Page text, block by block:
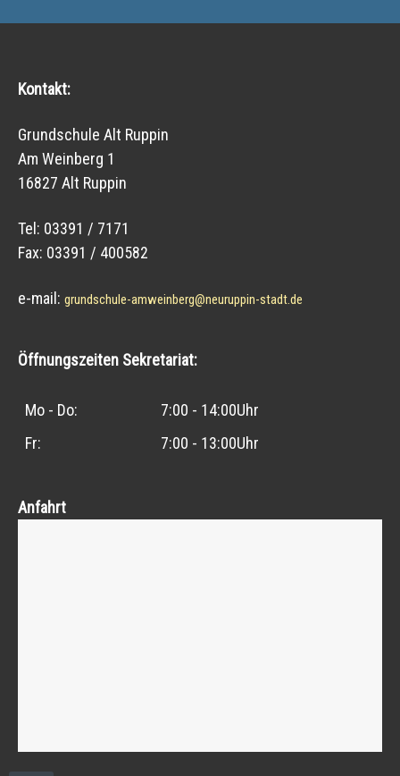
Kontakt:
Grundschule Alt Ruppin
Am Weinberg 1
16827 Alt Ruppin
Tel: 03391 / 7171
Fax: 03391 / 400582
e-mail: grundschule-amweinberg@neuruppin-stadt.de
Öffnungszeiten Sekretariat:
Mo - Do:
7:00 - 14:00Uhr
Fr:
7:00 - 13:00Uhr
Anfahrt